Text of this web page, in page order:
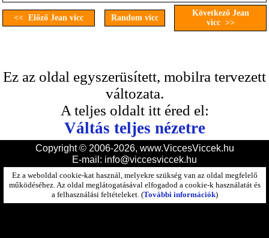
<< Előző Jean vicc Random vicc
Következő Jean
vicc >>
Ez az oldal egyszerüsített, mobilra tervezett
változata.
A teljes oldalt itt éred el:
Váltás teljes nézetre
Copyright © 2006-2026, www.ViccesViccek.hu
E-mail: info@viccesviccek.hu
Ez a weboldal cookie-kat használ, melyekre szükség van az oldal megfelelő
működéséhez. Az oldal meglátogatásával elfogadod a cookie-k használatát és
a felhasználási feltételeket. (További információk)